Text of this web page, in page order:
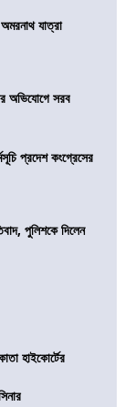
যাত্রা
অভিযোগে সরব
প্রদেশ কংগ্রেসের
পুলিশকে দিলেন
হাইকোর্টের